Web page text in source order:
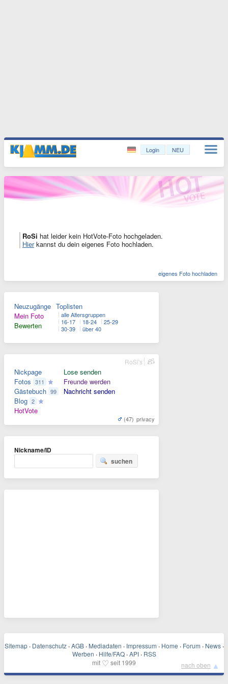
Login NEU
RoSi hat leider kein HotVote-Foto hochgeladen.
Hierkannst du dein eigenes Foto hochladen.
eigenes Foto hochladen
Neuzugänge
Mein Foto
Bewerten
Toplisten
alle Altersgruppen
16-17
18-24
25-29
30-39
über 40
Nickpage
Fotos 311
Gästebuch 99
Blog 2
HotVote
Lose senden
Freunde werden
Nachricht senden
(47) privacy
RoSi's
Nickname/ID
suchen
Sitemap · Datenschutz · AGB · Mediadaten · Impressum · Home · Forum · News ·
Werben · Hilfe/FAQ · API · RSS
mit ♡ seit 1999 nach oben ▲